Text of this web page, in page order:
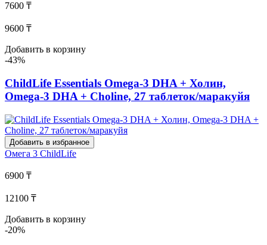
7600 ₸
9600 ₸
Добавить в корзину
-43%
ChildLife Essentials Omega-3 DHA + Холин,
Omega-3 DHA + Choline, 27 таблеток/маракуйя
Добавить в избранное
Омега 3 ChildLife
6900 ₸
12100 ₸
Добавить в корзину
-20%